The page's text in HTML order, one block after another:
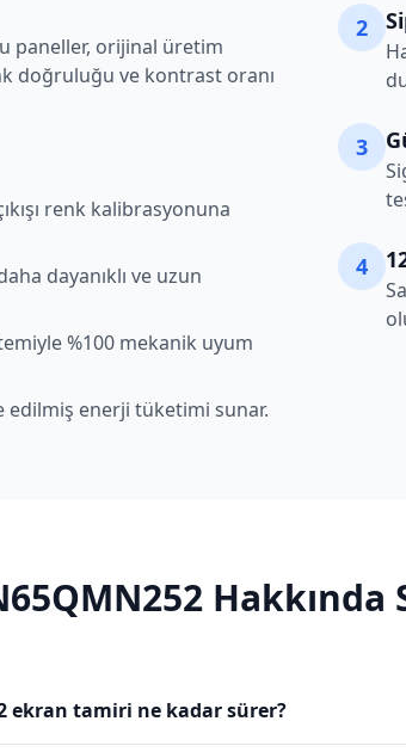
paneller, orijinal üretim
doğruluğu ve kontrast oranı
renk kalibrasyonuna
dayanıklı ve uzun
%100 mekanik uyum
edilmiş enerji tüketimi sunar.
2
3
4
Hakkında
ekran tamiri ne kadar sürer?